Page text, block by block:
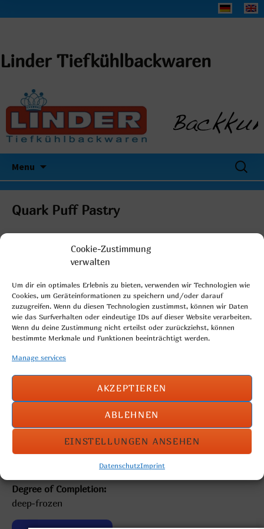
Cookie-Zustimmung
verwalten
Um dir ein optimales Erlebnis zu bieten, verwenden wir Technologien wie
Cookies, um Geräteinformationen zu speichern und/oder darauf
zuzugreifen. Wenn du diesen Technologien zustimmst, können wir Daten
wie das Surfverhalten oder eindeutige IDs auf dieser Website verarbeiten.
Wenn du deine Zustimmung nicht erteilst oder zurückziehst, können
bestimmte Merkmale und Funktionen beeinträchtigt werden.
Manage services
AKZEPTIEREN
ABLEHNEN
EINSTELLUNGEN ANSEHEN
DatenschutzImprint
Linder Tiefkühlbackwaren
Menu
Search
for:
Quark Puff Pastry
puff pastry with creamy quark filling, formed like a boat
Weight per piece: 100g
Quantity: 80 pieces
Degree of Completion:
deep-frozen